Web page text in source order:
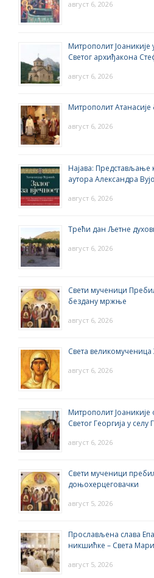
август 6, 2026
Митрополит Јоаникије
Светог архиђакона
август 6, 2026
Митрополит
август 6, 2026
Најава: Представљање
аутора Александра
август 6, 2026
Трећи дан Љетне
август 6, 2026
Свети мученици
бездану мржње
август 6, 2026
Света великомученица
август 6, 2026
Митрополит
Светог Георгија у селу
август 6, 2026
Свети мученици
доњохерцеговачки
август 5, 2026
Прослављена слава
никшићке – Света
август 5, 2026